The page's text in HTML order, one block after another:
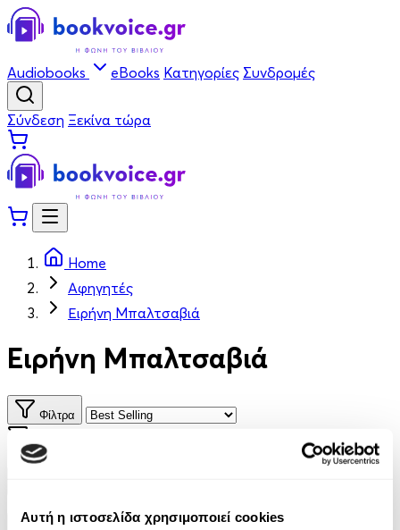
Αυτή η ιστοσελίδα χρησιμοποιεί cookies
Audiobooks eBooks Κατηγορίες Συνδρομές
Σύνδεση Ξεκίνα τώρα
Home
Αφηγητές
Ειρήνη Μπαλτσαβιά
Ειρήνη Μπαλτσαβιά
Φίλτρα
Φίλτρα